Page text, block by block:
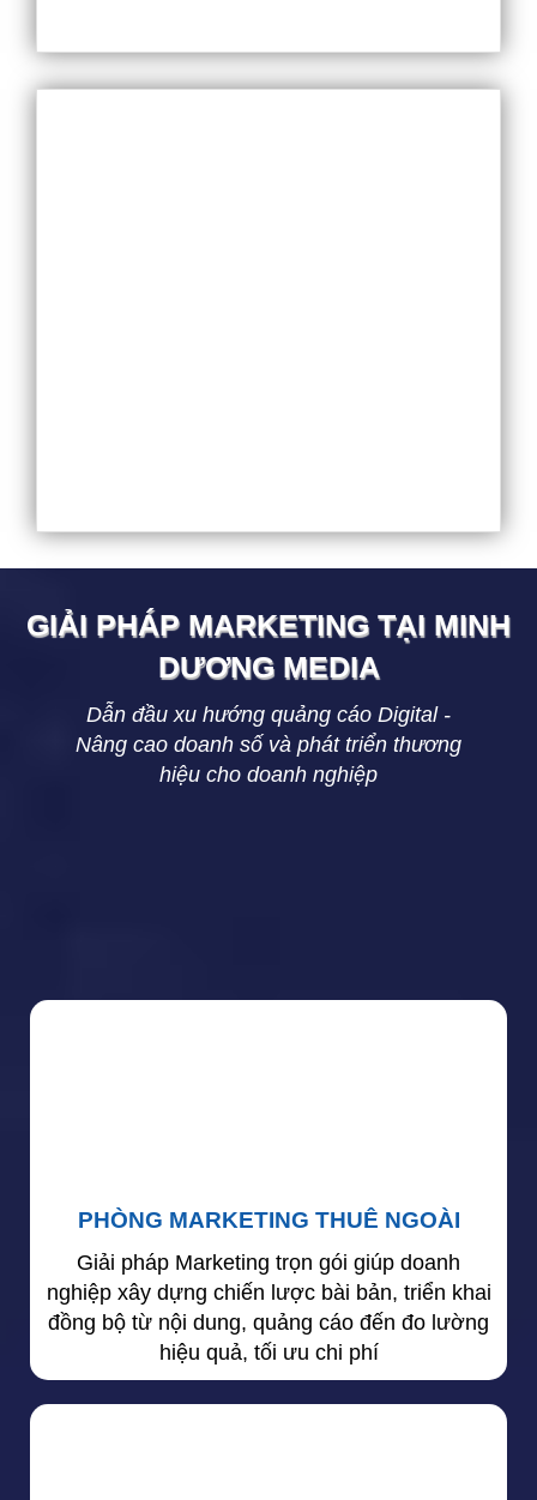
GIẢI PHÁP MARKETING TẠI MINH
DƯƠNGMEDIA
Dẫn đầu xu hướng quảng cáo Digital -
Nâng cao doanh số và phát triển thương
hiệu cho doanh nghiệp
PHÒNG MARKETING THUÊ NGOÀI
Giải pháp Marketing trọn gói giúp doanh
nghiệp xây dựng chiến lược bài bản, triển khai
đồng bộ từ nội dung, quảng cáo đến đo lường
hiệu quả, tối ưu chi phí